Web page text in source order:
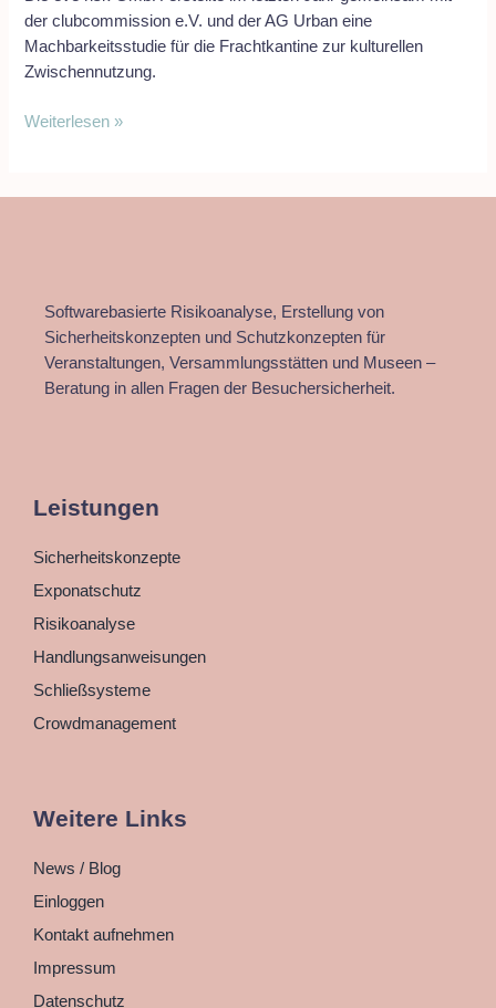
der clubcommission e.V. und der AG Urban eine
Machbarkeitsstudie für die Frachtkantine zur kulturellen
Zwischennutzung.
Weiterlesen »
Softwarebasierte Risikoanalyse, Erstellung von
Sicherheitskonzepten und Schutzkonzepten für
Veranstaltungen, Versammlungsstätten und Museen –
Beratung in allen Fragen der Besuchersicherheit.
Leistungen
Sicherheitskonzepte
Exponatschutz
Risikoanalyse
Handlungsanweisungen
Schließsysteme
Crowdmanagement
Weitere Links
News / Blog
Einloggen
Kontakt aufnehmen
Impressum
Datenschutz